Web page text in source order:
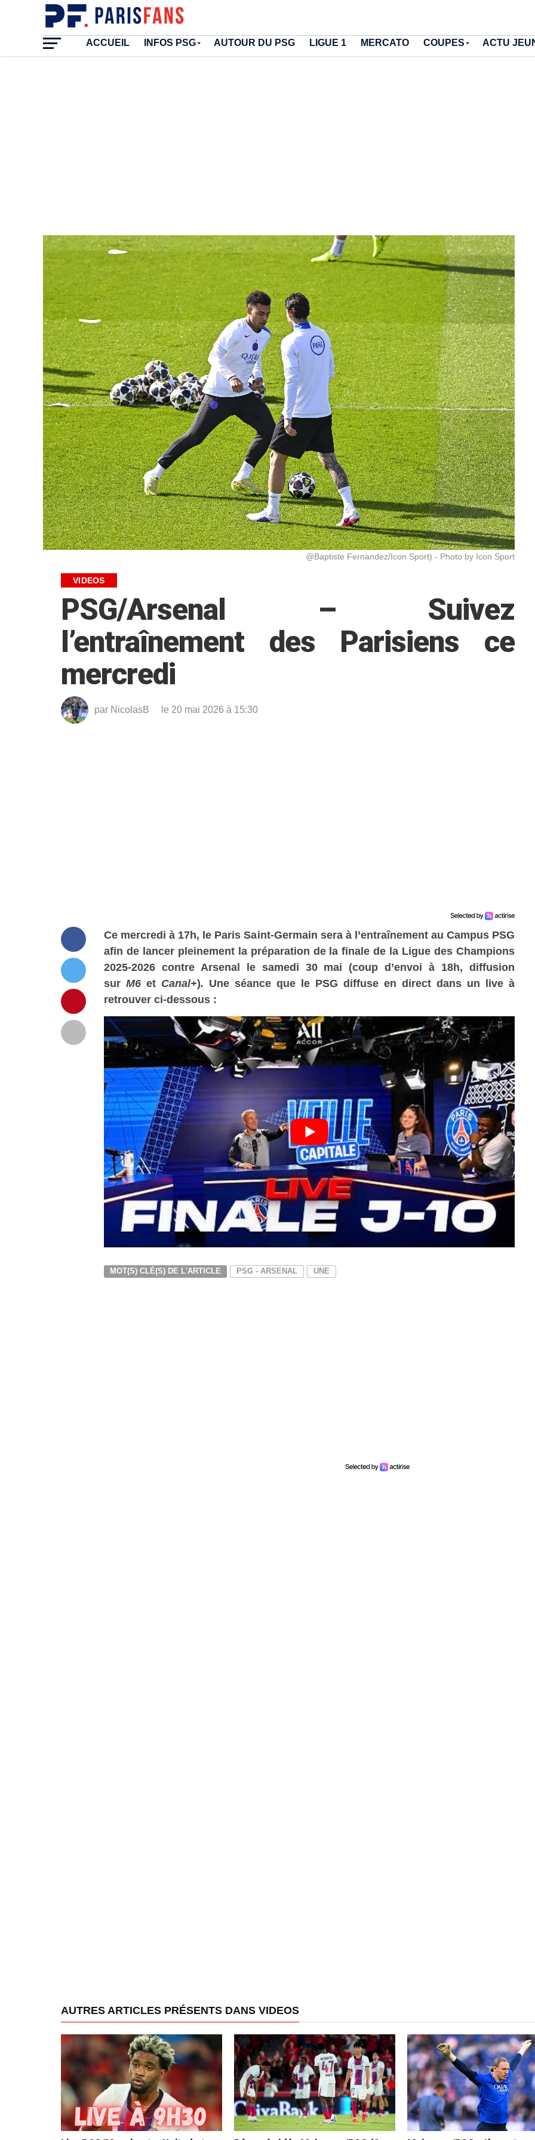
ACCUEIL INFOS PSG AUTOUR DU PSG LIGUE 1 MERCATO COUPES ACTU
@Baptiste Fernandez/Icon Sport) - Photo by Icon Sport
VIDEOS
PSG/Arsenal – Suivez
l’entraînement des Parisiens ce
mercredi
par NicolasB le 20 mai 2026 à 15:30
Ce mercredi à 17h, le Paris Saint-Germain sera à l’entraînement au Campus PSG
afin de lancer pleinement la préparation de la finale de la Ligue des Champions
2025-2026 contre Arsenal le samedi 30 mai (coup d’envoi à 18h, diffusion
sur M6 et Canal+). Une séance que le PSG diffuse en direct dans un live à
retrouver ci-dessous :
MOT(S) CLÉ(S) DE L'ARTICLE PSG - ARSENAL UNE
AUTRES ARTICLES PRÉSENTS DANS VIDEOS